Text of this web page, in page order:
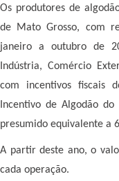
Os produtores de
de Mato Grosso, com
janeiro a outubro de
Indústria, Comércio
com incentivos fiscais
Incentivo de Algodão
presumido equivalente a
A partir deste ano, o
cada operação.